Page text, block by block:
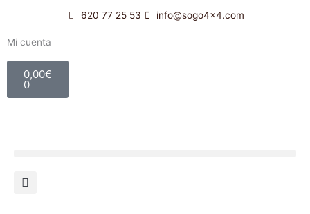
contenido
620 77 25 53 info@sogo4x4.com
Mi cuenta
0,00€
0
Carrito